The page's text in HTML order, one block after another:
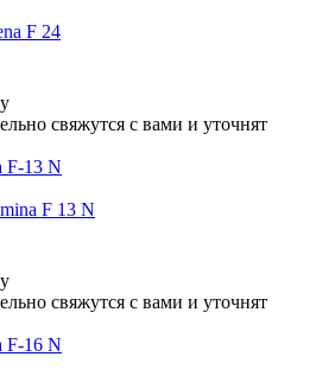
F 24
свяжутся с вами и уточнят
F 13 N
свяжутся с вами и уточнят